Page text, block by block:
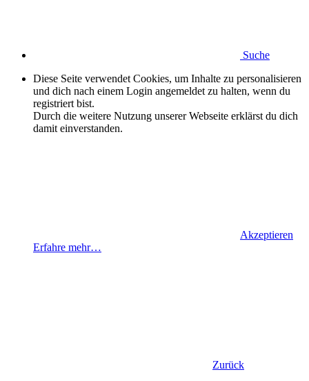
Suche
Diese Seite verwendet Cookies, um Inhalte zu personalisieren
und dich nach einem Login angemeldet zu halten, wenn du
registriert bist.
Durch die weitere Nutzung unserer Webseite erklärst du dich
damit einverstanden.
Akzeptieren
Erfahre mehr…
Zurück